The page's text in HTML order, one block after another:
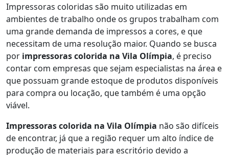
Impressoras coloridas são muito utilizadas em
ambientes de trabalho onde os grupos trabalham com
uma grande demanda de impressos a cores, e que
necessitam de uma resolução maior. Quando se busca
por impressoras colorida na Vila Olímpia, é preciso
contar com empresas que sejam especialistas na área e
que possuam grande estoque de produtos disponíveis
para compra ou locação, que também é uma opção
viável.
Impressoras colorida na Vila Olímpia não são difíceis
de encontrar, já que a região requer um alto índice de
produção de materiais para escritório devido a